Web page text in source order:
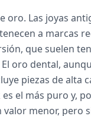
oro. Las joyas
a marcas
que suelen
oro dental,
piezas de alta
el más puro y,
menor, pero